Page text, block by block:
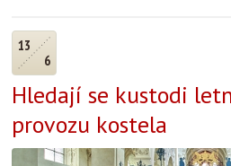
13
6
Hledají se kustodi
provozu kostela